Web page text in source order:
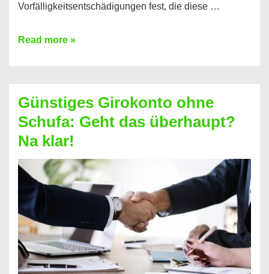
Vorfälligkeitsentschädigungen fest, die diese …
Kredit
dabei
profitieren
–
So
funktioniert’s
Read more »
Günstiges Girokonto ohne
Schufa: Geht das überhaupt?
Na klar!